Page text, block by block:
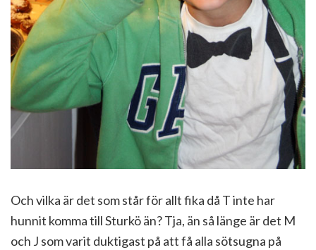
Och vilka är det som står för allt fika då T inte har
hunnit komma till Sturkö än? Tja, än så länge är det M
och J som varit duktigast på att få alla sötsugna på